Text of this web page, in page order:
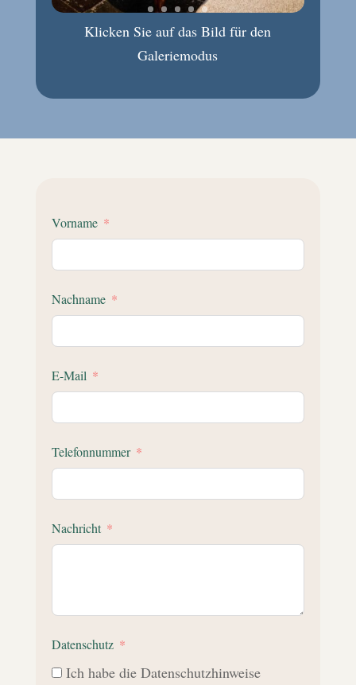
Klicken Sie auf das Bild für den
Galeriemodus
Vorname
Nachname
E-Mail
Telefonnummer
Nachricht
Datenschutz
Ich habe die Datenschutzhinweise